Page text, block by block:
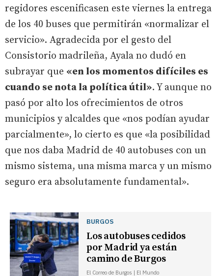
regidores escenificasen este viernes la entrega
de los 40 buses que permitirán «normalizar el
servicio». Agradecida por el gesto del
Consistorio madrileña, Ayala no dudó en
subrayar que «en los momentos difíciles es
cuando se nota la política útil». Y aunque no
pasó por alto los ofrecimientos de otros
municipios y alcaldes que «nos podían ayudar
parcialmente», lo cierto es que «la posibilidad
que nos daba Madrid de 40 autobuses con un
mismo sistema, una misma marca y un mismo
seguro era absolutamente fundamental».
BURGOS
Los autobuses cedidos
por Madrid ya están
camino de Burgos
El Correo de Burgos | El Mundo